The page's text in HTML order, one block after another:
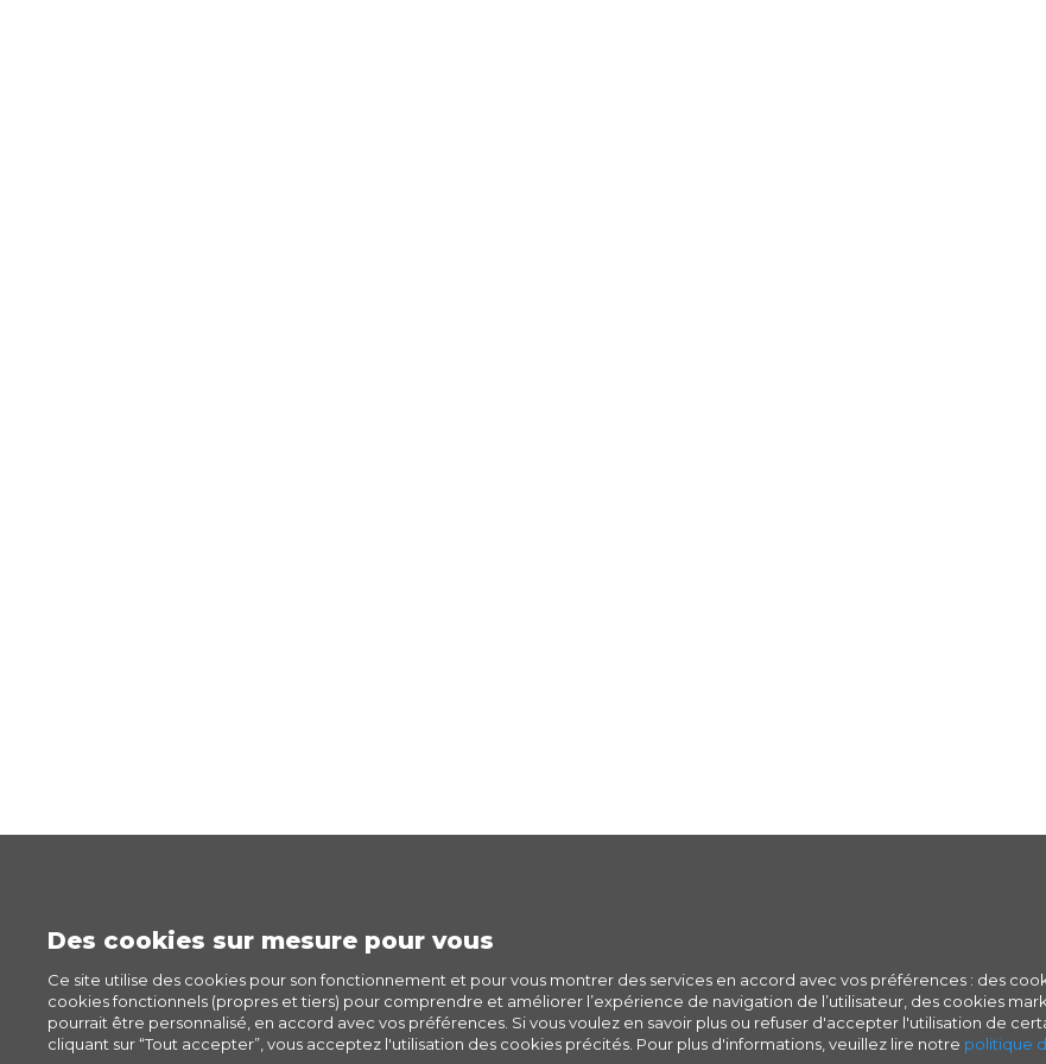
Des cookies sur mesure pour vous
Ce site utilise des cookies pour son fonctionnement et pour vous montrer des services en accord avec vos préférences : des
cookies fonctionnels (propres et tiers) pour comprendre et améliorer l’expérience de navigation de l’utilisateur, des cookies
pourrait être personnalisé, en accord avec vos préférences. Si vous voulez en savoir plus ou refuser d'accepter l'utilisation de
cliquant sur “Tout accepter”, vous acceptez l'utilisation des cookies précités. Pour plus d'informations, veuillez lire notre politique